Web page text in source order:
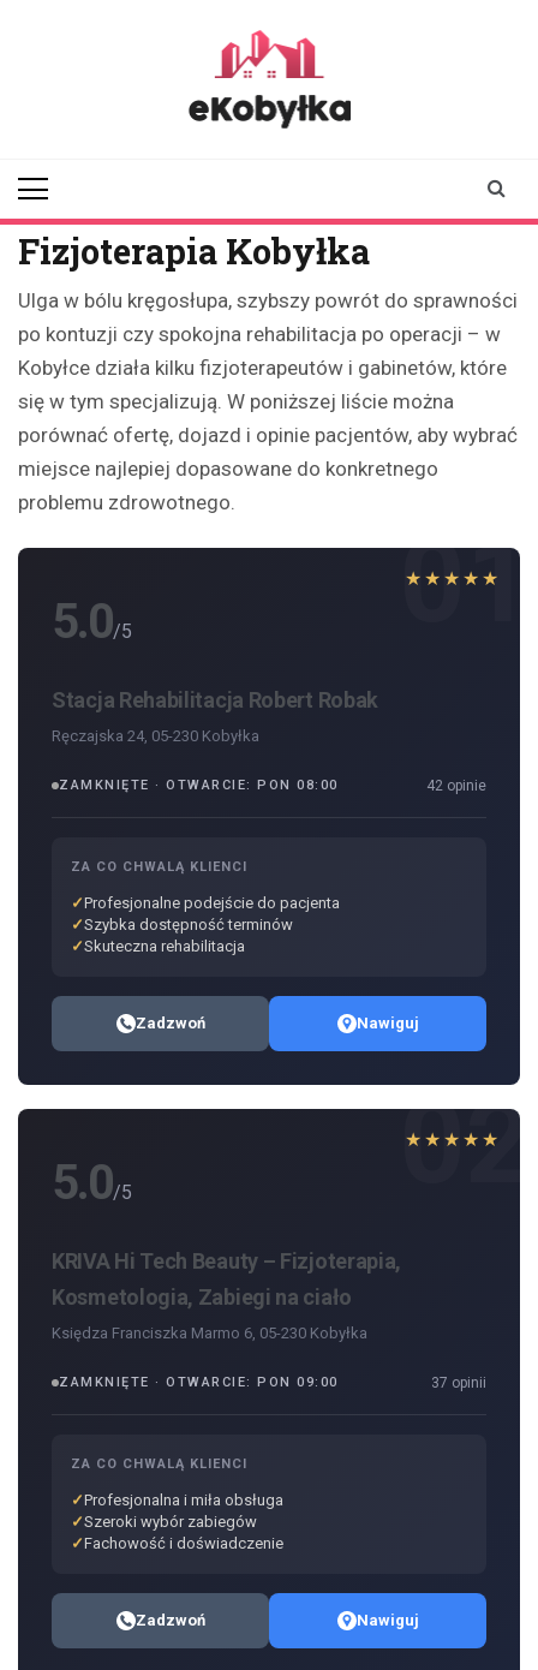
Fizjoterapia Kobyłka
Ulga w bólu kręgosłupa, szybszy powrót do sprawności
po kontuzji czy spokojna rehabilitacja po operacji – w
Kobyłce działa kilku fizjoterapeutów i gabinetów, które
się w tym specjalizują. W poniższej liście można
porównać ofertę, dojazd i opinie pacjentów, aby wybrać
miejsce najlepiej dopasowane do konkretnego
problemu zdrowotnego.
01
★★★★★
5.0/5
Stacja Rehabilitacja Robert Robak
Ręczajska 24, 05-230 Kobyłka
ZAMKNIĘTE · OTWARCIE: PON 08:00 42 opinie
ZA CO CHWALĄ KLIENCI
Profesjonalne podejście do pacjenta
Szybka dostępność terminów
Skuteczna rehabilitacja
Zadzwoń Nawiguj
02
★★★★★
5.0/5
KRIVA Hi Tech Beauty – Fizjoterapia,
Kosmetologia, Zabiegi na ciało
Księdza Franciszka Marmo 6, 05-230 Kobyłka
ZAMKNIĘTE · OTWARCIE: PON 09:00 37 opinii
ZA CO CHWALĄ KLIENCI
Profesjonalna i miła obsługa
Szeroki wybór zabiegów
Fachowość i doświadczenie
Zadzwoń Nawiguj